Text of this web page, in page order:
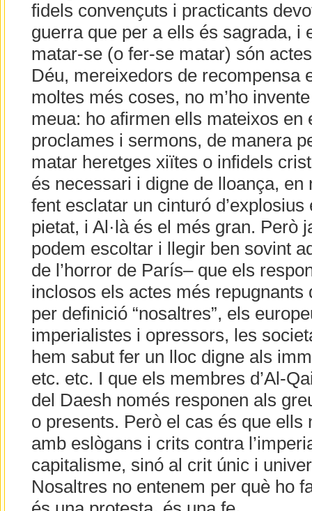
fidels convençuts i practicants
guerra que per a ells és sagrada, i
matar-se (o fer-se matar) són
Déu, mereixedors de recompensa
moltes més coses, no m’ho
meua: ho afirmen ells mateixos en
proclames i sermons, de manera
matar heretges xiïtes o infidels
és necessari i digne de lloança, en
fent esclatar un cinturó d’explosius
pietat, i Al·là és el més gran. Però
podem escoltar i llegir ben sovint
de l’horror de París– que els
inclosos els actes més repugnants
per definició “nosaltres”, els
imperialistes i opressors, les
hem sabut fer un lloc digne als
etc. etc. I que els membres d’Al-
del Daesh només responen als
o presents. Però el cas és que ells
amb eslògans i crits contra
capitalisme, sinó al crit únic i
Nosaltres no entenem per què ho